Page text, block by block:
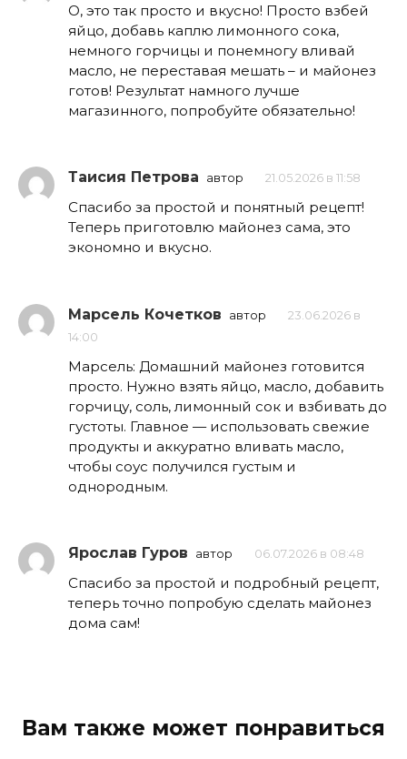
О, это так просто и вкусно! Просто взбей
яйцо, добавь каплю лимонного сока,
немного горчицы и понемногу вливай
масло, не переставая мешать – и майонез
готов! Результат намного лучше
магазинного, попробуйте обязательно!
Таисия Петрова автор 21.05.2026 в 11:58
Спасибо за простой и понятный рецепт!
Теперь приготовлю майонез сама, это
экономно и вкусно.
Марсель Кочетков автор
23.06.2026 в
14:00
Марсель: Домашний майонез готовится
просто. Нужно взять яйцо, масло, добавить
горчицу, соль, лимонный сок и взбивать до
густоты. Главное — использовать свежие
продукты и аккуратно вливать масло,
чтобы соус получился густым и
однородным.
Ярослав Гуров автор 06.07.2026 в 08:48
Спасибо за простой и подробный рецепт,
теперь точно попробую сделать майонез
дома сам!
Вам также может понравиться